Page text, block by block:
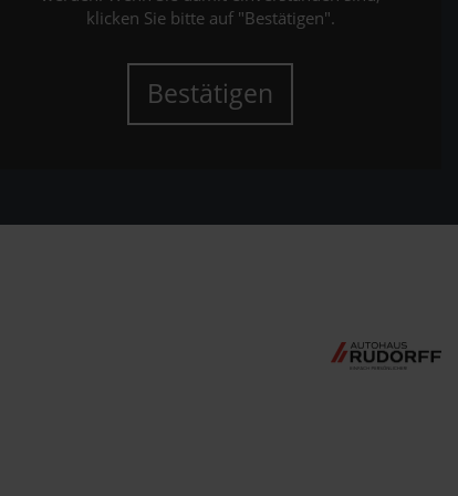
klicken Sie bitte auf "Bestätigen".
Bestätigen